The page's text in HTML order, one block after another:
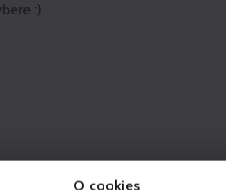
O cookies
:)